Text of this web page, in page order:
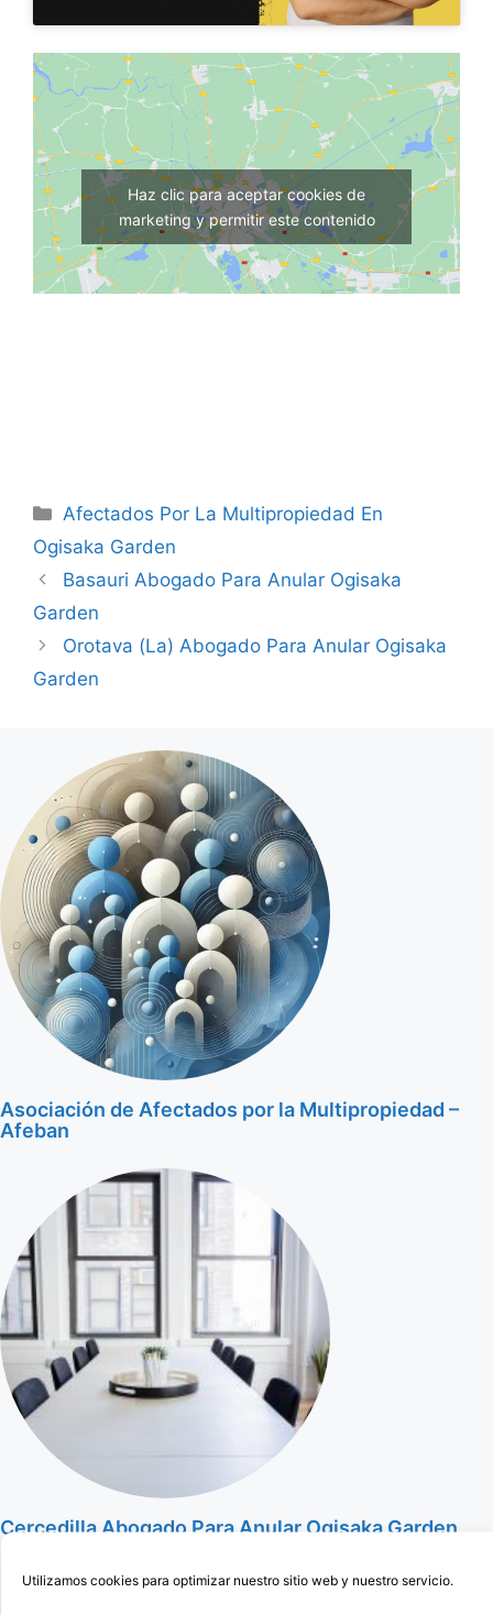
Utilizamos cookies para optimizar nuestro sitio web y nuestro servicio.
Haz clic para aceptar cookies de
marketing y permitir este contenido
Categorías
Afectados Por La Multipropiedad En
Ogisaka Garden
Basauri Abogado Para Anular Ogisaka
Garden
Orotava (La) Abogado Para Anular Ogisaka
Garden
Asociación de Afectados por la Multipropiedad –
Afeban
Cercedilla Abogado Para Anular Ogisaka Garden